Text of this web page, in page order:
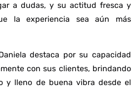
a dudas, y su actitud fresca y
la experiencia sea aún más
destaca por su capacidad
con sus clientes, brindando
y lleno de buena vibra desde el